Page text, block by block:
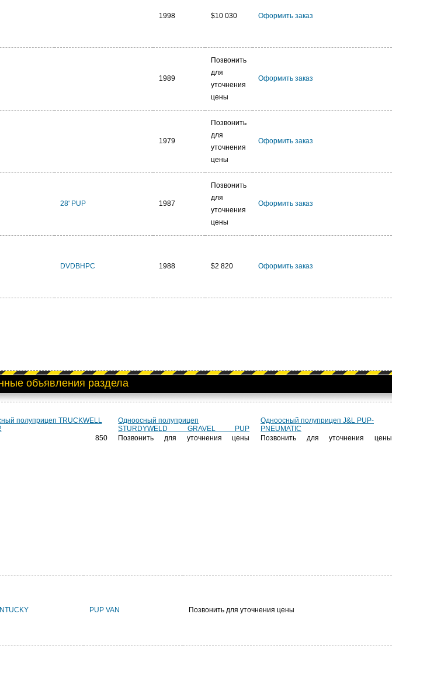
1998 $10 030 Оформить заказ
1989
Позвонить
для
уточнения
цены
Оформить заказ
1979
Позвонить
для
уточнения
цены
Оформить заказ
28' PUP 1987
Позвонить
для
уточнения
цены
Оформить заказ
DVDBHPC 1988 $2 820 Оформить заказ
объявления раздела
полуприцеп TRUCKWELL
850
Одноосный полуприцеп
STURDYWELD GRAVEL PUP
Позвонить для уточнения цены
Одноосный полуприцеп J&L PUP-
PNEUMATIC
Позвонить для уточнения цены
PUP VAN Позвонить для уточнения цены